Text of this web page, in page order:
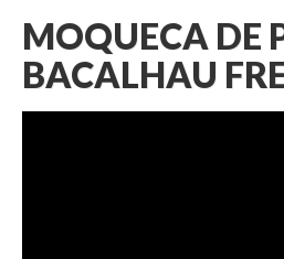
MOQUECA DE
BACALHAU